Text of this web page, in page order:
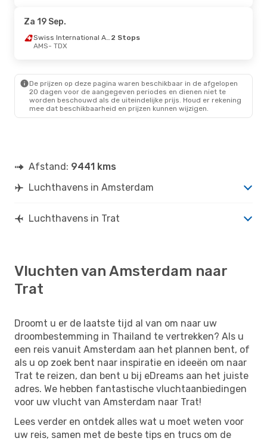
AMS - TDX
Bangkok Airways
2 Stops
TDX- AMS
Za 19 Sep.
Swiss International Air Lines 2 Stops
AMS- TDX
De prijzen op deze pagina waren beschikbaar in de afgelopen
20 dagen voor de aangegeven periodes en dienen niet te
worden beschouwd als de uiteindelijke prijs. Houd er rekening
mee dat beschikbaarheid en prijzen kunnen wijzigen.
Afstand: 9441 kms
Luchthavens in Amsterdam
Luchthavens in Trat
Vluchten van Amsterdam naar
Trat
Droomt u er de laatste tijd al van om naar uw
droombestemming in Thailand te vertrekken? Als u
een reis vanuit Amsterdam aan het plannen bent, of
als u op zoek bent naar inspiratie en ideeën om naar
Trat te reizen, dan bent u bij eDreams aan het juiste
adres. We hebben fantastische vluchtaanbiedingen
voor uw vlucht van Amsterdam naar Trat!
Lees verder en ontdek alles wat u moet weten voor
uw reis, samen met de beste tips en trucs om de